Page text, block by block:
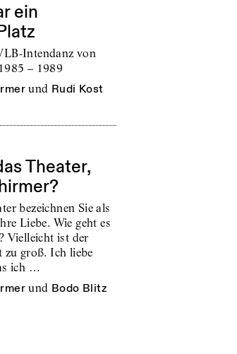
ein
Intendanz von
– 1989
und Rudi Kost
Theater,
bezeichnen Sie als
Liebe. Wie geht es
Vielleicht ist der
zu groß. Ich liebe
ich …
und Bodo Blitz